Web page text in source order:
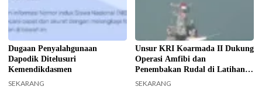
penelusuran terhadap informasi
soal dugaan penyalahgunaan Data
Pokok Pendidikan (Dapodik).
(Foto: ist)
Dugaan Penyalahgunaan
Dapodik Ditelusuri
Kemendikdasmen
SEKARANG
TNI Terintegrasi Tahun 2026 yang
digelar di Daerah Latihan TNI AL
Pantai Todak, Dabo Singkep,
Kabupaten Lingga, Kepulauan Riau.
(Foto: Pen/2)
Unsur KRI Koarmada II Dukung
Operasi Amfibi dan
Penembakan Rudal di Latihan
TNI Terintegrasi Tahun 2026
SEKARANG